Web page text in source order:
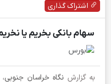
اشتراک گذاری
سهام بانکی بخریم یا
به گزارش نگاه خراسان جنوبی